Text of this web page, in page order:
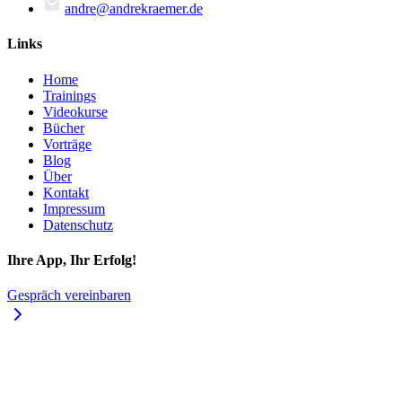
andre@andrekraemer.de
Links
Home
Trainings
Videokurse
Bücher
Vorträge
Blog
Über
Kontakt
Impressum
Datenschutz
Ihre App, Ihr Erfolg!
Gespräch vereinbaren